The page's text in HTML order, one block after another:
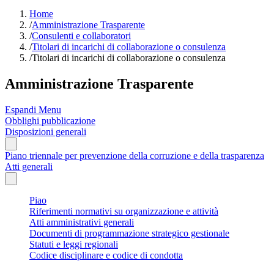
Home
/Amministrazione Trasparente
/Consulenti e collaboratori
/Titolari di incarichi di collaborazione o consulenza
/Titolari di incarichi di collaborazione o consulenza
Amministrazione Trasparente
Espandi Menu
Obblighi pubblicazione
Disposizioni generali
Piano triennale per prevenzione della corruzione e della trasparenza
Atti generali
Piao
Riferimenti normativi su organizzazione e attività
Atti amministrativi generali
Documenti di programmazione strategico gestionale
Statuti e leggi regionali
Codice disciplinare e codice di condotta